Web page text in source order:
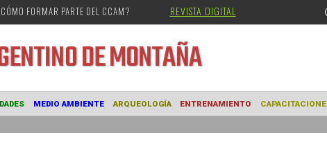
FORMAR PARTE DEL CCAM? REVISTA DIGITAL
ARGENTINO DE MONTAÑA
ACTIVIDADES MEDIO AMBIENTE ARQUEOLOGÍA ENTRENAMIENTO